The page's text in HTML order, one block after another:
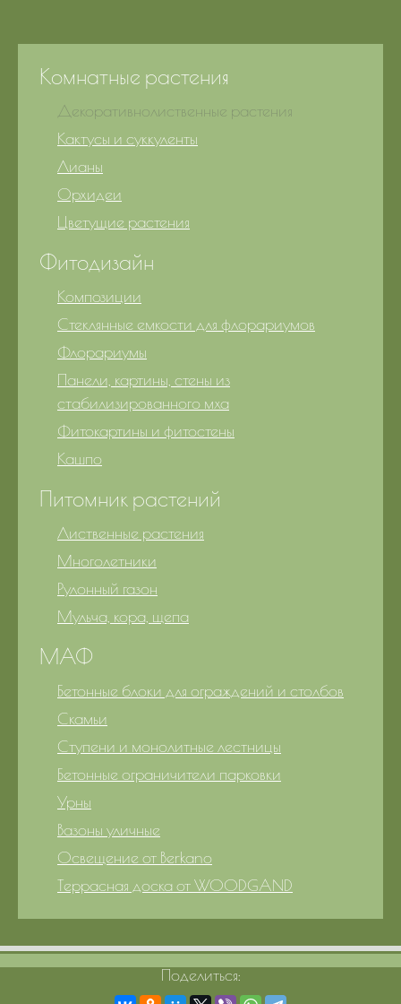
Комнатные растения
Декоративнолиственные растения
Кактусы и суккуленты
Лианы
Орхидеи
Цветущие растения
Фитодизайн
Композиции
Стеклянные емкости для флорариумов
Флорариумы
Панели, картины, стены из
стабилизированного мха
Фитокартины и фитостены
Кашпо
Питомник растений
Лиственные растения
Многолетники
Рулонный газон
Мульча, кора, щепа
МАФ
Бетонные блоки для ограждений и столбов
Скамьи
Ступени и монолитные лестницы
Бетонные ограничители парковки
Урны
Вазоны уличные
Освещение от Berkano
Террасная доска от WOODGAND
Поделиться: